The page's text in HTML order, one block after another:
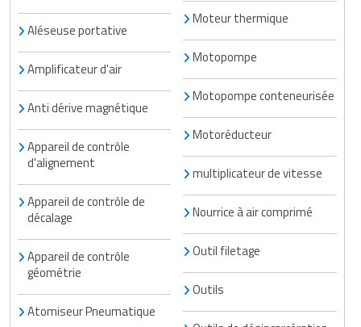
Ustensile cuisine professionnel
Vêtements personnalisés
Vitrines pour magasin
Traitement de l'air
Traitement des eaux
Trancheuse professionnelle
Transformateur électrique
Tubes et profilés
Tuyau flexible
Tuyau galvanisé
Tuyau renforcé
Ventilateurs et aération d'atelier
Tapis de bureau
Tapis et caillebotis
Traitement des surfaces
Traitement du linge
Vestiaires et casiers
Equipements de football
Equipements de karting
Equipements pour patinage
Equipements pour roller
Equipements pour skateboard
Equipements pour stade et terrain
sportif
Jeu gymnique
Loisirs
Pétrin professionnel
Piano de cuisson
Plats et plateaux
Pompes à sauce
Portes commandes restaurant
Présentoir pour restaurant
Réchaud professionnel
Réfrigérateur professionnel
Restauration foraine
Aléseuse portative
Amplificateur d'air
Anti dérive magnétique
Appareil de contrôle
d'alignement
Appareil de contrôle de
décalage
Appareil de contrôle
géométrie
Atomiseur Pneumatique
Moteur thermique
Motopompe
Motopompe conteneurisée
Motoréducteur
multiplicateur de vitesse
Nourrice à air comprimé
Outil filetage
Outils